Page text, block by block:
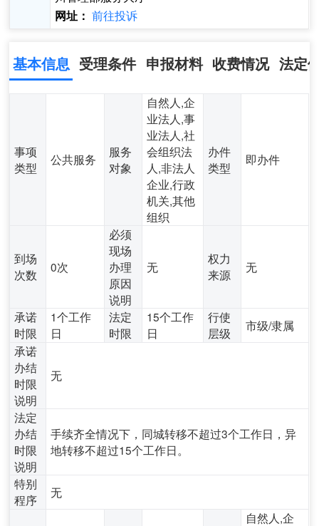
网址： 前往投诉
基本信息 受理条件 申报材料 收费情况 法定
事项
类型
公共服务
服务
对象
自然人,企
业法人,事
业法人,社
会组织法
人,非法人
企业,行政
机关,其他
组织
办件
类型
即办件
到场
次数
0次
必须
现场
办理
原因
说明
无
权力
来源
无
承诺
时限
1个工作
日
法定
时限
15个工作
日
行使
层级
市级/隶属
承诺
办结
时限
说明
无
法定
办结
时限
说明
手续齐全情况下，同城转移不超过3个工作日，异
地转移不超过15个工作日。
特别
程序
无
自然人,企